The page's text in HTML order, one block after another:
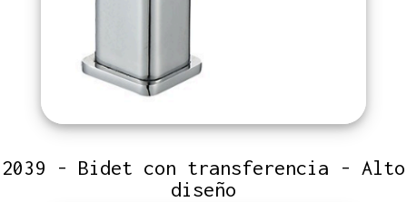
2039 - Bidet con transferencia - Alto
diseño